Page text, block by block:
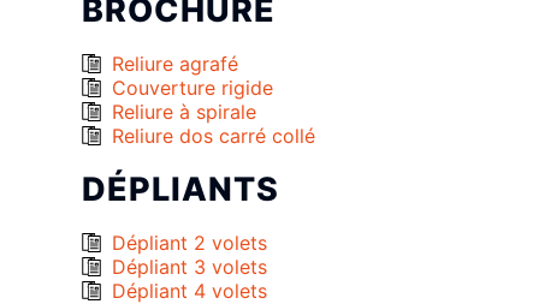
BROCHURE
Reliure agrafé
Couverture rigide
Reliure à spirale
Reliure dos carré collé
DÉPLIANTS
Dépliant 2 volets
Dépliant 3 volets
Dépliant 4 volets